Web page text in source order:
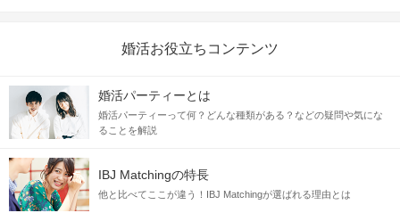
＼職場で出会いが少ない皆様／
魅力的な職業のお相手と出会えるチャンス★
婚活お役立ちコンテンツ
婚活パーティーとは
婚活パーティーって何？どんな種類がある？などの疑問や気にな
ることを解説
IBJ Matchingの特長
他と比べてここが違う！IBJ Matchingが選ばれる理由とは